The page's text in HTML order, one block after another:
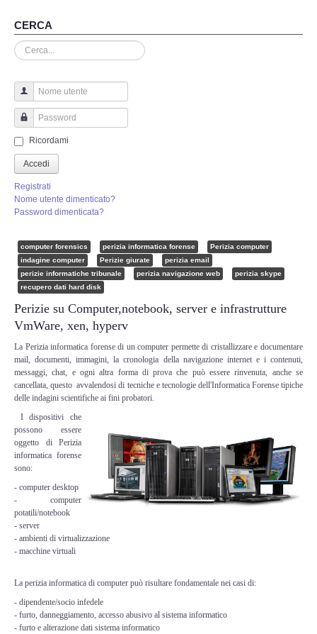
Perizia Cloud
Perizia E-mail
Perizia Truffa Banca e Online
Perizia Dash Cam
Perizia software spia
Perizia Controllo lavoratori
Perizia DVR
Perizia IoT e IIoT
Perizia Ransomware Malware
Perizia Incidente Stradale
Perizia Data Breach
INDAGINI DIGITALI
Digital Intelligence OSINT
Indagini su computer
Indagini Smartphone,Tablet
Copia/Acquisizione Forense
Bonifiche Digitali
CERCA
Cerca...
Nome utente
Password
Ricordami
Accedi
Registrati
Nome utente dimenticato?
Password dimenticata?
computer forensics perizia informatica forense
Perizia computer
indagine computer
Perizie giurate
perizia email
perizie informatiche tribunale
perizia navigazione web
perizia skype
recupero dati hard disk
Perizie su Computer,notebook, server e infrastrutture
VmWare, xen, hyperv
La Perizia informatica forense di un computer permette di cristallizzare e documentare
mail, documenti, immagini, la cronologia della navigazione internet e i contenuti,
messaggi, chat, e ogni altra forma di prova che può essere rinvenuta, anche se
cancellata, questo avvalendosi di tecniche e tecnologie dell'Informatica Forense tipiche
delle indagini scientifiche ai fini probatori.
I dispositivi che
possono essere
oggetto di Perizia
informatica forense
sono:
- computer desktop
- computer
potatili/notebook
- server
- ambienti di virtualizzazione
- macchine virtuali
La perizia informatica di computer può risultare fondamentale nei casi di:
- dipendente/socio infedele
- furto, danneggiamento, accesso abusivo al sistema informatico
- furto e alterazione dati sistema informatico